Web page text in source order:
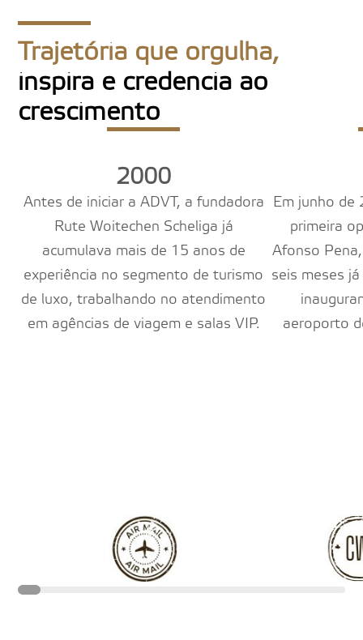
Trajetória que orgulha,
inspira e credencia ao
crescimento
2000
Antes de iniciar a ADVT, a fundadora
Rute Woitechen Scheliga já
acumulava mais de 15 anos de
experiência no segmento de turismo
de luxo, trabalhando no atendimento
em agências de viagem e salas VIP.
Em junho de
primeira
Afonso
seis meses
aeroporto